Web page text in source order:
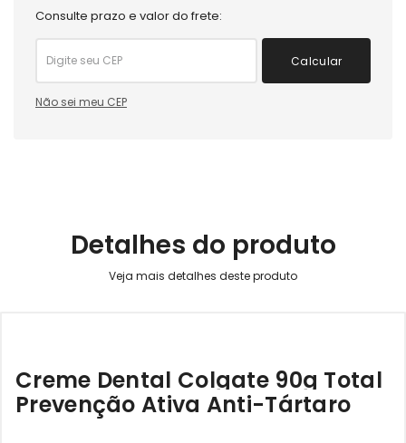
Consulte prazo e valor do frete:
Calcular
Não sei meu CEP
Detalhes do produto
Creme Dental Colgate 90g Total
Prevenção Ativa Anti-Tártaro